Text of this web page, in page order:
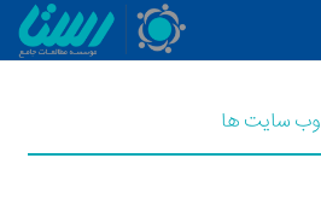
وب سایت ها